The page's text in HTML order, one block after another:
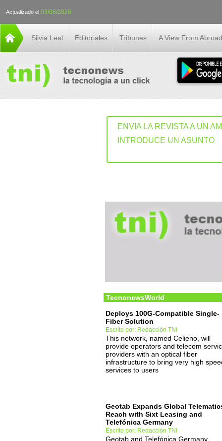
Actualizado el 03/08/2026
Silvia Leal Editoriales Tribunes A View From Abroad
ENVIA LA REVISTA A UN
INTRODUCE UN ASUNTO
TecnonewsWorld
Deploys 100G-Compatible Single-
Fiber Solution
Escrito por: Redacción TNI
This network, named Celieno, will
provide operators and telecom
providers with an optical fiber
infrastructure to bring very high
services to users
Geotab Expands Global
Reach with Sixt Leasing and
Telefónica Germany
Escrito por: Redacción TNI
Geotab and Telefónica Germany